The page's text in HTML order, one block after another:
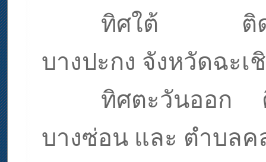
ทิศใต้ ติ
บางปะกง จังหวัดฉะเ
ทิศตะวันออก ติด
บางซ่อน และ ตำบล